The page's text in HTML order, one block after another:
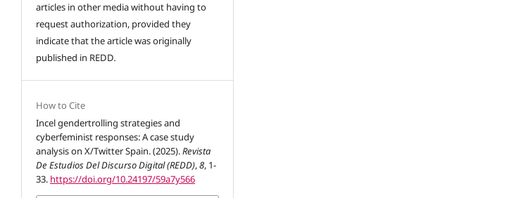
articles in other media without having to
request authorization, provided they
indicate that the article was originally
published in REDD.
How to Cite
Incel gendertrolling strategies and
cyberfeminist responses: A case study
analysis on X/Twitter Spain. (2025).Revista
De Estudios Del Discurso Digital (REDD),8, 1-
33. https://doi.org/10.24197/59a7y566